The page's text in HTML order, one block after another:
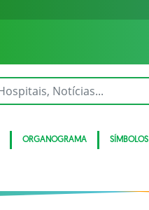
ORGANOGRAMA SÍMBOLOS